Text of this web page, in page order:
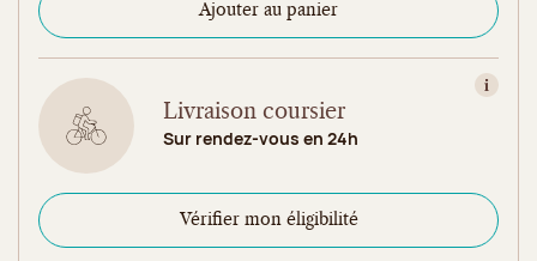
Ajouter au panier
Livraison coursier
Sur rendez-vous en 24h
Vérifier mon éligibilité